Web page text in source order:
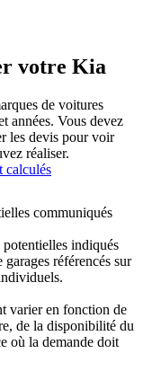
votre Kia
de voitures
années. Vous devez
les devis pour voir
réaliser.
calculés
communiqués
indiqués
référencés sur
varier en fonction de
de la disponibilité du
où la demande doit